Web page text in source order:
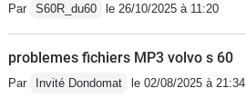
Par S60R_du60 le 26/10/2025 à 11:20
problemes fichiers MP3 volvo s 60
Par Invité Dondomat le 02/08/2025 à 21:34